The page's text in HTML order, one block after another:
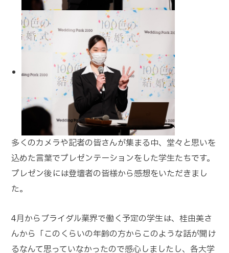
多くのカメラや記者の皆さんが集まる中、堂々と思いを
込めた言葉でプレゼンテーションをした学生たちです。
プレゼン後には登壇者の皆様から感想をいただきまし
た。
4月からブライダル業界で働く予定の学生は、桂由美さ
んから「このくらいの年齢の方からこのような話が聞け
るなんて思っていなかったので感心しましたし、各大学